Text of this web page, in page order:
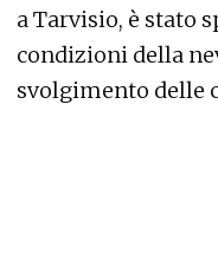
a Tarvisio, è stato
condizioni della
svolgimento delle